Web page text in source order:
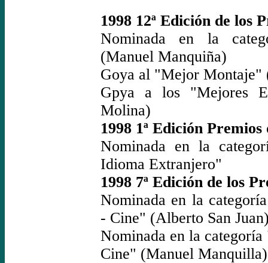
1998 12ª Edición de los
Nominada en la
(Manuel Manquiña)
Goya al "Mejor Montaje"
Gpya a los "Mejores
Molina)
1998 1ª Edición
Nominada en la
Idioma Extranjero"
1998 7ª Edición de los
Nominada en la
- Cine" (Alberto San
Nominada en la
Cine" (Manuel Manquilla)